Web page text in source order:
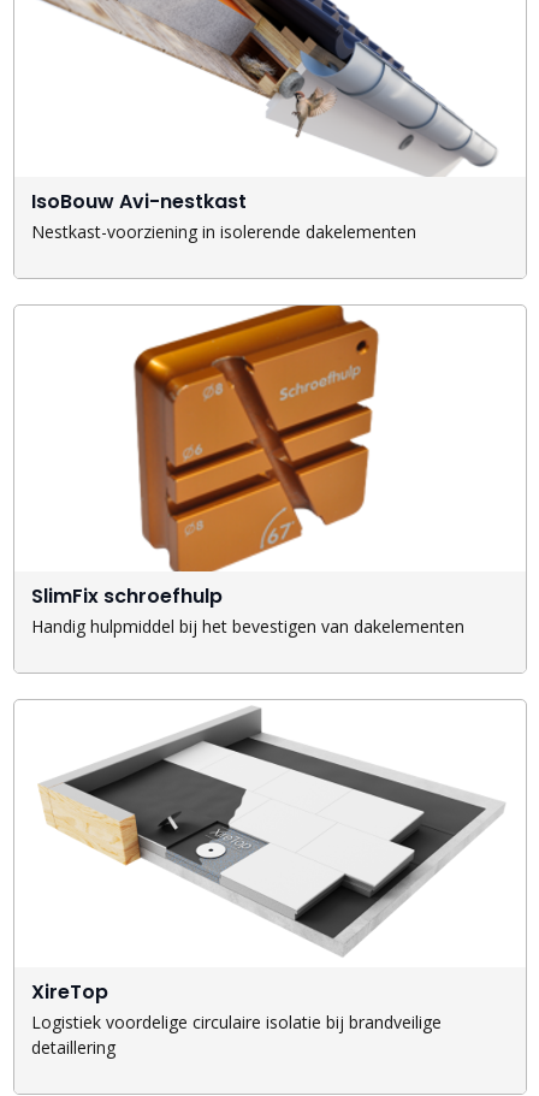
IsoBouw Avi-nestkast
Nestkast-voorziening in isolerende dakelementen
SlimFix schroefhulp
Handig hulpmiddel bij het bevestigen van dakelementen
XireTop
Logistiek voordelige circulaire isolatie bij brandveilige
detaillering